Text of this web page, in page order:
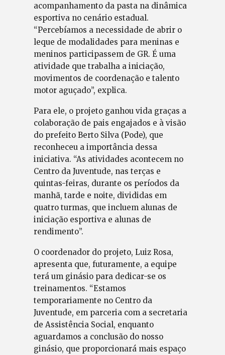
acompanhamento da pasta na dinâmica
esportiva no cenário estadual.
“Percebíamos a necessidade de abrir o
leque de modalidades para meninas e
meninos participassem de GR. É uma
atividade que trabalha a iniciação,
movimentos de coordenação e talento
motor aguçado”, explica.
Para ele, o projeto ganhou vida graças a
colaboração de pais engajados e à visão
do prefeito Berto Silva (Pode), que
reconheceu a importância dessa
iniciativa. “As atividades acontecem no
Centro da Juventude, nas terças e
quintas-feiras, durante os períodos da
manhã, tarde e noite, divididas em
quatro turmas, que incluem alunas de
iniciação esportiva e alunas de
rendimento”.
O coordenador do projeto, Luiz Rosa,
apresenta que, futuramente, a equipe
terá um ginásio para dedicar-se os
treinamentos. “Estamos
temporariamente no Centro da
Juventude, em parceria com a secretaria
de Assistência Social, enquanto
aguardamos a conclusão do nosso
ginásio, que proporcionará mais espaço